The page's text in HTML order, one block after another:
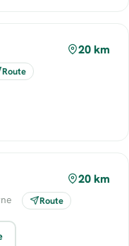
20 km
Route
20 km
Route